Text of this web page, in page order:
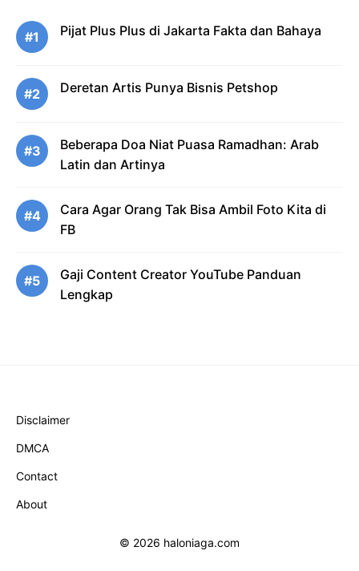
#1 Pijat Plus Plus di Jakarta Fakta dan Bahaya
#2 Deretan Artis Punya Bisnis Petshop
#3
Beberapa Doa Niat Puasa Ramadhan: Arab
Latin dan Artinya
#4
Cara Agar Orang Tak Bisa Ambil Foto Kita di
FB
#5
Gaji Content Creator YouTube Panduan
Lengkap
Disclaimer
DMCA
Contact
About
© 2026 haloniaga.com